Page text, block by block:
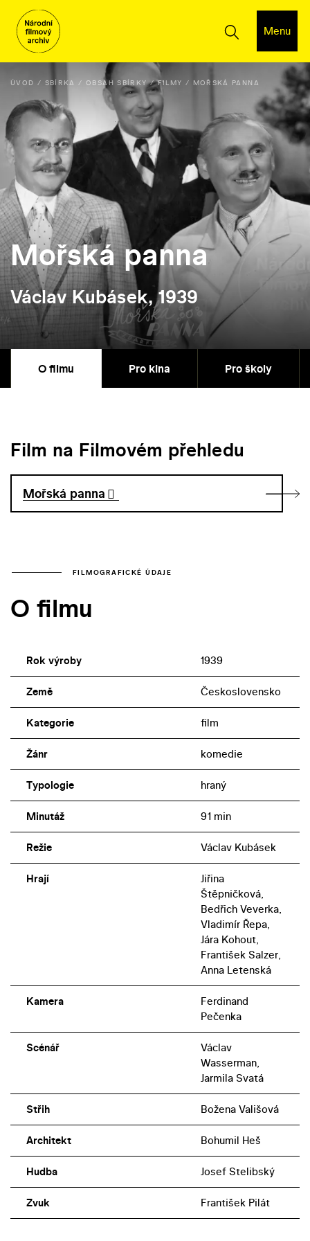
Menu
ÚVOD SBÍRKA OBSAH SBÍRKY FILMY MOŘSKÁ PANNA
Mořská panna
Václav Kubásek, 1939
O filmu Pro kina Pro školy
Film na Filmovém přehledu
Mořská panna
FILMOGRAFICKÉ ÚDAJE
O filmu
Rok výroby 1939
Země Československo
Kategorie film
Žánr komedie
Typologie hraný
Minutáž 91 min
Režie Václav Kubásek
Hrají
Jiřina
Štěpničková,
Bedřich Veverka,
Vladimír Řepa,
Jára Kohout,
František Salzer,
Anna Letenská
Kamera
Ferdinand
Pečenka
Scénář
Václav
Wasserman,
Jarmila Svatá
Střih Božena Vališová
Architekt Bohumil Heš
Hudba Josef Stelibský
Zvuk František Pilát